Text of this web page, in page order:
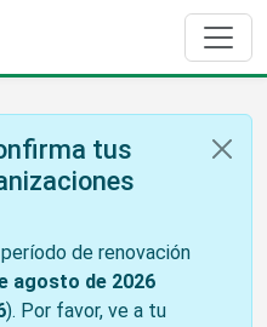
tus
de renovación
agosto de 2026
). Por favor, ve a tu